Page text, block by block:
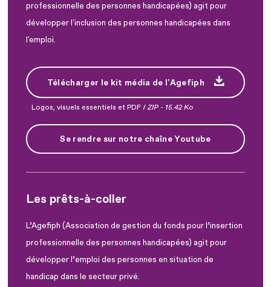
professionnelle des personnes handicapées) agit pour
développer l'inclusion des personnes handicapées dans
l'emploi.
Télécharger le kit média de l'Agefiph
Logos, visuels essentiels et PDF /ZIP - 15.42 Ko
Se rendre sur notre chaîne Youtube
Les prêts-à-coller
L’Agefiph (Association de gestion du fonds pour l’insertion
professionnelle des personnes handicapées) agit pour
développer l’emploi des personnes en situation de
handicap dans le secteur privé.